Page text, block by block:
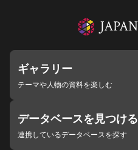
ギャラリー
テーマや人物の資料を楽しむ
データベースを見つける
連携しているデータベースを探す